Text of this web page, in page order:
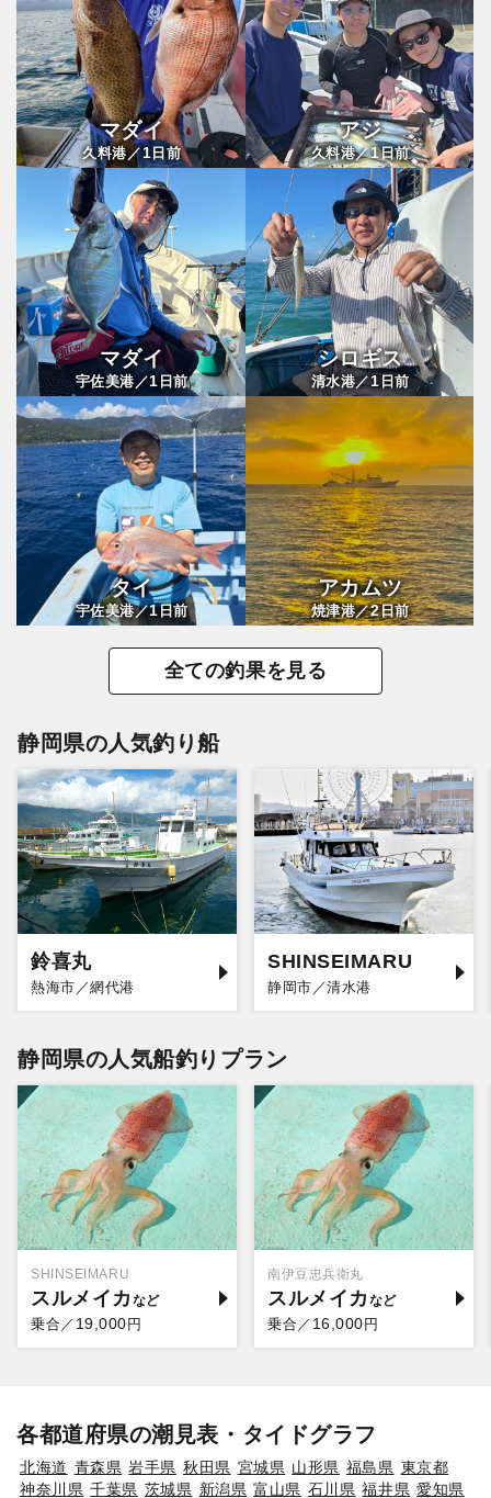
マダイ
久料港／1日前
アジ
久料港／1日前
マダイ
宇佐美港／1 日前
シロギス
清水港／1 日前
タイ
宇佐美港／1日前
アカムツ
焼津港／2日前
全ての釣果を見る
静岡県の人気釣り船
鈴喜丸
熱海市／網代港
SHINSEIMARU
静岡市／清水港
静岡県の人気船釣りプラン
SHINSEIMARU
スルメイカ
乗合／ 19,000円
南伊豆忠兵衛丸
スルメイカ
乗合／ 16,000円
各都道府県の潮見表・タイドグラフ
北海道 青森県 岩手県 秋田県 宮城県 山形県 福島県 東京都
神奈川県 千葉県 茨城県 新潟県 富山県 石川県 福井県 愛知県